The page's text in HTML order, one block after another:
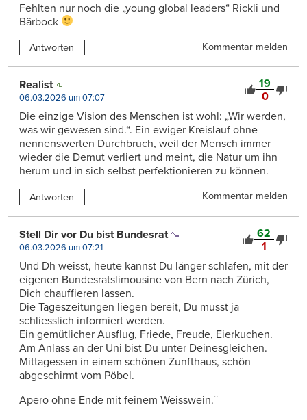
Fehlten nur noch die „young global leaders“ Rickli und
Bärbock
Antworten Kommentar melden
19
0
Realist
06.03.2026 um 07:07
Die einzige Vision des Menschen ist wohl: „Wir werden,
was wir gewesen sind.“. Ein ewiger Kreislauf ohne
nennenswerten Durchbruch, weil der Mensch immer
wieder die Demut verliert und meint, die Natur um ihn
herum und in sich selbst perfektionieren zu können.
Antworten Kommentar melden
62
1
Stell Dir vor Du bist Bundesrat
06.03.2026 um 07:21
Und Dh weisst, heute kannst Du länger schlafen, mit der
eigenen Bundesratslimousine von Bern nach Zürich,
Dich chauffieren lassen.
Die Tageszeitungen liegen bereit, Du musst ja
schliesslich informiert werden.
Ein gemütlicher Ausflug, Friede, Freude, Eierkuchen.
Am Anlass an der Uni bist Du unter Deinesgleichen.
Mittagessen in einem schönen Zunfthaus, schön
abgeschirmt vom Pöbel.
Apero ohne Ende mit feinem Weisswein.¨